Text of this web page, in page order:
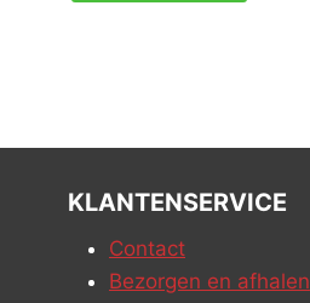
KLANTENSERVICE
Contact
Bezorgen en afhalen